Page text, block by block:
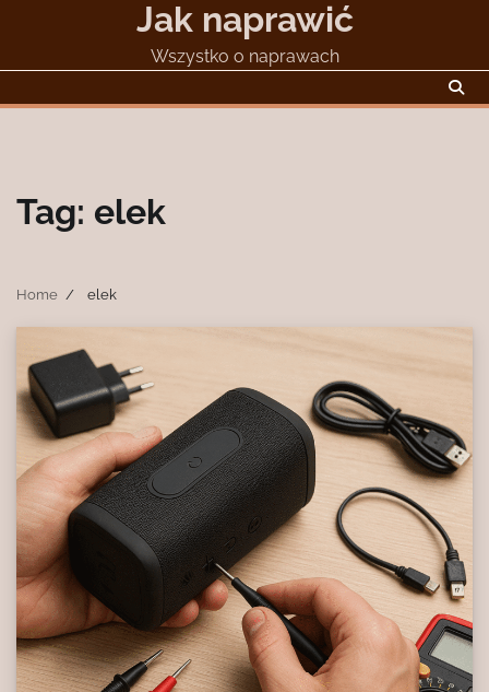
Jak naprawić
Wszystko o naprawach
Tag: elek
Home elek